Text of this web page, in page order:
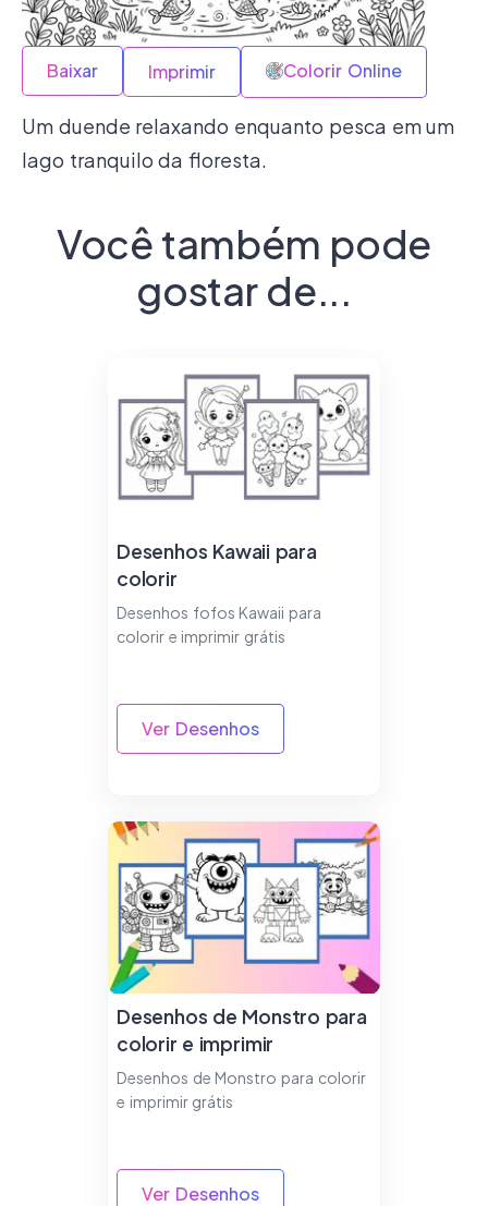
Baixar Imprimir Colorir Online
Um duende relaxando enquanto pesca em um
lago tranquilo da floresta.
Você também pode
gostar de...
Desenhos Kawaii para
colorir
Desenhos fofos Kawaii para
colorir e imprimir grátis
Ver Desenhos
Desenhos de Monstro para
colorir e imprimir
Desenhos de Monstro para colorir
e imprimir grátis
Ver Desenhos